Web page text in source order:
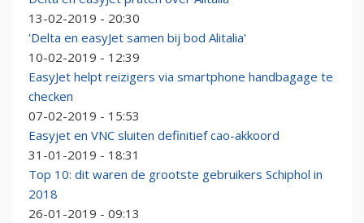
13-02-2019 - 20:30
'Delta en easyJet samen bij bod Alitalia'
10-02-2019 - 12:39
EasyJet helpt reizigers via smartphone handbagage te
checken
07-02-2019 - 15:53
Easyjet en VNC sluiten definitief cao-akkoord
31-01-2019 - 18:31
Top 10: dit waren de grootste gebruikers Schiphol in
2018
26-01-2019 - 09:13